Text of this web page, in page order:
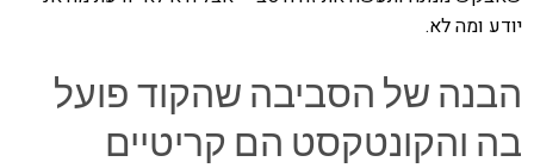
יודע ומה לא.
הבנה של הסביבה שהקוד פועל
בה והקונטקסט הם קריטיים